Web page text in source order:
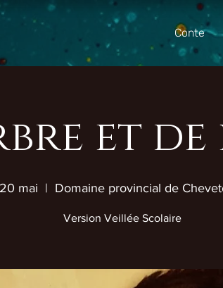
Conte
et
mai
  |
Domaine provincial de
Version Veillée Scolaire